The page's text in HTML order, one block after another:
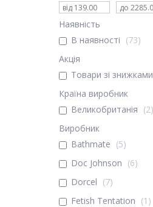
Наявність
В наявності
73
Акція
Товари зі знижками
Країна виробник
Великобританія
2
Виробник
Bathmate
5
Doc Johnson
6
Dorcel
7
Fetish Tentation
1